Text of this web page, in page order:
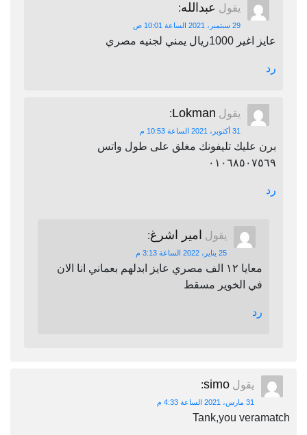
يقول عبدالله:
29 سبتمبر، 2021 الساعة 10:01 ص
عايز اغير 1000ريال يمني لجنيه مصري
رد
يقول Lokman
:
31 أكتوبر، 2021 الساعة 10:53 م
برن عليك تليفونك مغلق على طول واتس
٠١٠٦٨٥٠٧٥٦٩
رد
يقول امير اشرغ:
25 يناير، 2022 الساعة 3:13 م
معايا ١٢ الف مصري عايز ابدلهم بعماني انا الان
في الخوير مسقط
رد
يقول simo
:
31 مارس، 2021 الساعة 4:33 م
Tank,you veramatch